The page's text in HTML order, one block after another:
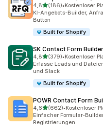
4,8von 5 Sternen
(186)
186 Rezensionen
•Kostenloser
KI-Angebots-Builder,
Button
Built for Shopify
SK Contact Form Builder
4,8von 5 Sternen
(379)
379 Rezensionen
•Kostenloser
Erfasse Leads und
und Slack
Built for Shopify
POWR Contact Form
4,6von 5 Sternen
(662)
662 Rezensionen
•Kostenloser
Einfacher Formular-
Registrierungen.